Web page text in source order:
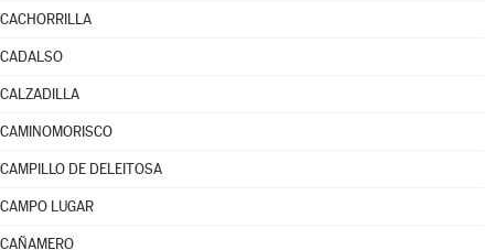
CACHORRILLA
CADALSO
CALZADILLA
CAMINOMORISCO
CAMPILLO DE DELEITOSA
CAMPO LUGAR
CAÑAMERO